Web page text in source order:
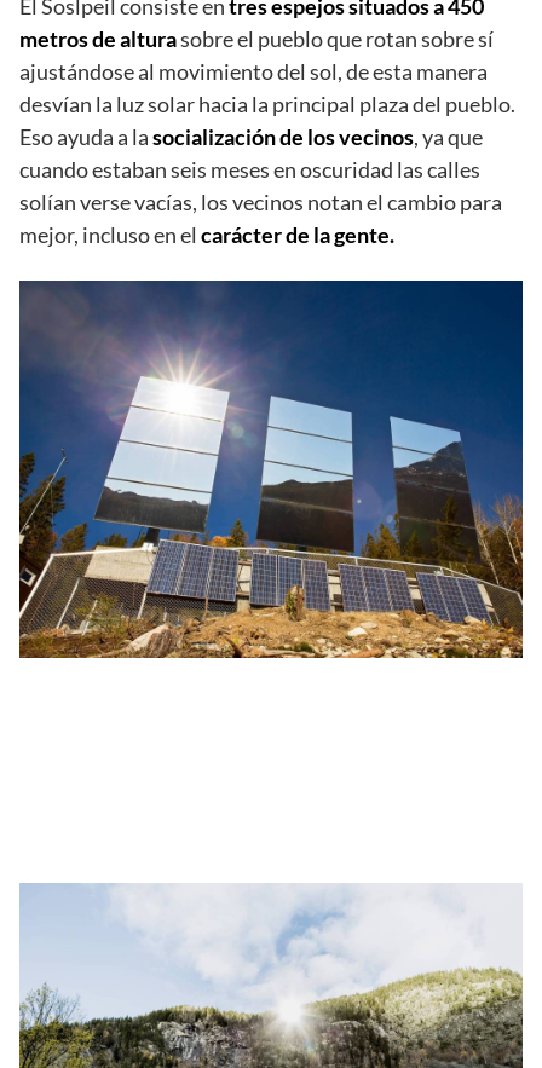
El Soslpeil consiste entres espejos situados a 450
metros de alturasobre el pueblo que rotan sobre sí
ajustándose al movimiento del sol, de esta manera
desvían la luz solar hacia la principal plaza del pueblo.
Eso ayuda a lasocialización de los vecinos, ya que
cuando estaban seis meses en oscuridad las calles
solían verse vacías, los vecinos notan el cambio para
mejor, incluso en el carácter de la gente.